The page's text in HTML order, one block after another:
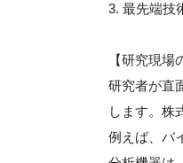
3. 最先端技
【研究現場
研究者が直
します。株
例えば、バ